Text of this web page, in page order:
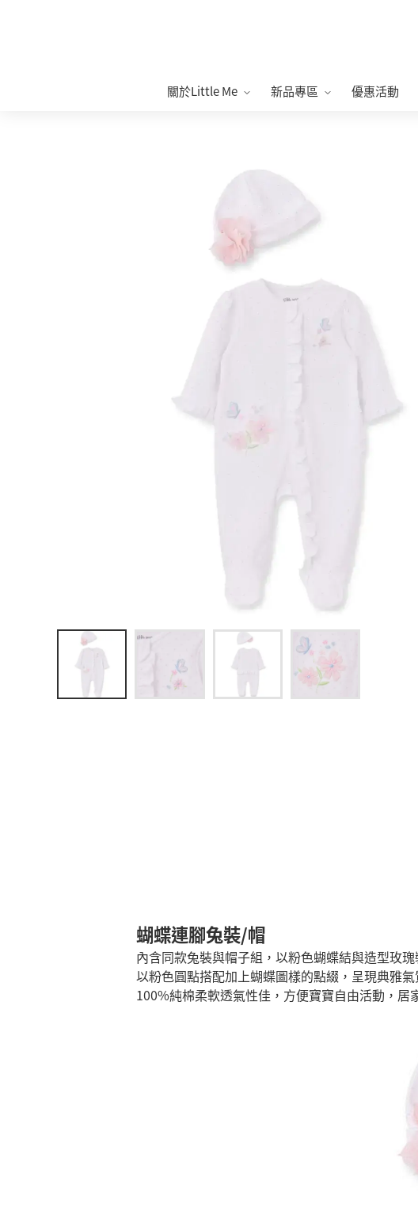
關於Little Me 新品專區 優惠活動
蝴蝶連腳兔裝/帽
內含同款兔裝與帽子組，以粉色蝴蝶結與造型玫
以粉色圓點搭配加上蝴蝶圖樣的點綴，呈現典雅
100%純棉柔軟透氣性佳，方便寶寶自由活動，居